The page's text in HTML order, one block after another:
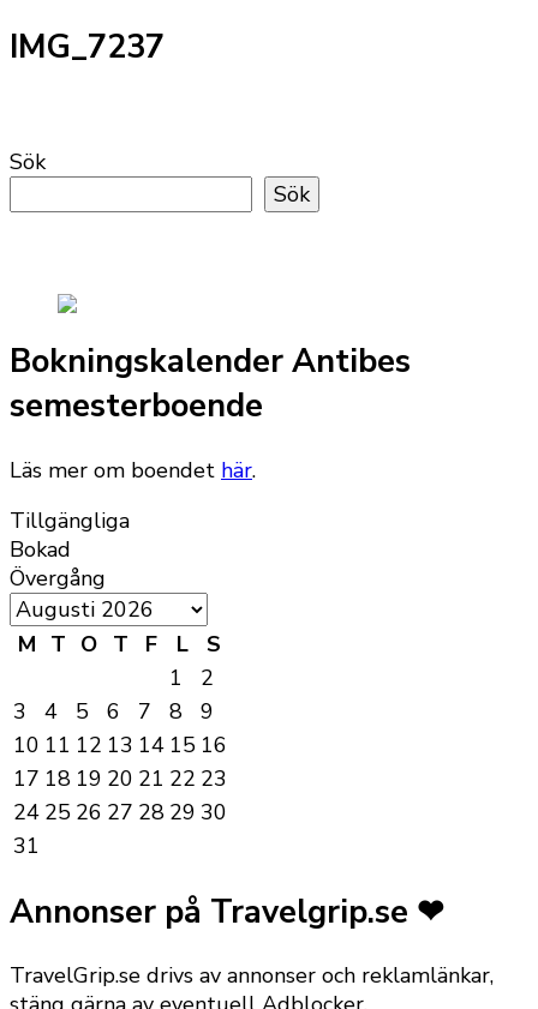
IMG_7237
Sök
Sök
Bokningskalender Antibes
semesterboende
Läs mer om boendet här.
Tillgängliga
Bokad
Övergång
M T O T F L
S
1
2
3
4 5 6 7 8
9
10 11 12 13 14 15 16
17 18 19 20 21 22 23
24 25 26 27 28 29 30
31
Annonser på Travelgrip.se ❤
TravelGrip.se drivs av annonser och reklamlänkar,